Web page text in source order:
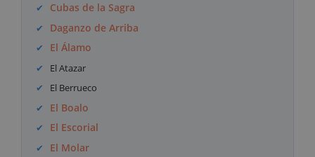
Cubas de la Sagra
Daganzo de Arriba
El Álamo
El Atazar
El Berrueco
El Boalo
El Escorial
El Molar